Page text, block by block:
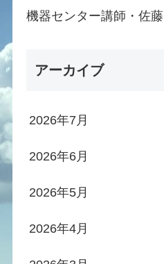
機器センター講師・佐藤
アーカイブ
2026年7月
2026年6月
2026年5月
2026年4月